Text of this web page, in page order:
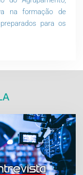
na formação de
para os